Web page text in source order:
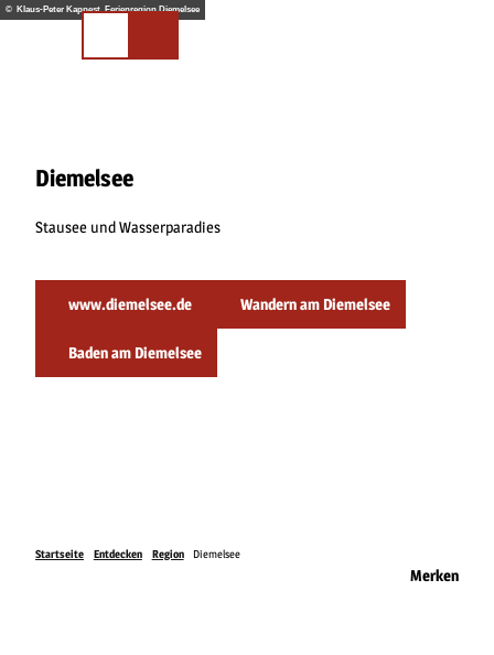
Z© Klaus-Peter Kappest, Ferienregion Diemelsee
Diemelsee
Stausee und Wasserparadies
www.diemelsee.de Wandern am Diemelsee
Baden am Diemelsee
Startseite Entdecken Region Diemelsee
Merken